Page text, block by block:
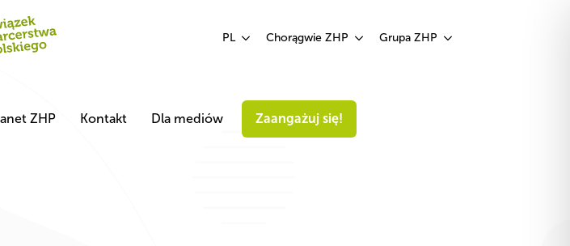
PL Chorągwie ZHP Grupa ZHP
ZHP Kontakt Dla mediów Zaangażuj się!